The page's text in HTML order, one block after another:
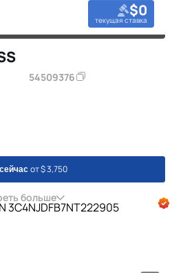
$0
текущая ставка
54509376
от $ 3,750
больше